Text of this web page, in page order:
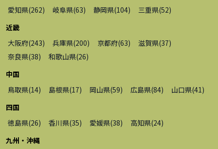
愛知県(262) 岐阜県(63) 静岡県(104) 三重県(52)
近畿
大阪府(243) 兵庫県(200) 京都府(63) 滋賀県(37)
奈良県(38) 和歌山県(26)
中国
鳥取県(14) 島根県(17) 岡山県(59) 広島県(84) 山口県(41 )
四国
徳島県(26) 香川県(35) 愛媛県(38) 高知県(24)
九州・沖縄